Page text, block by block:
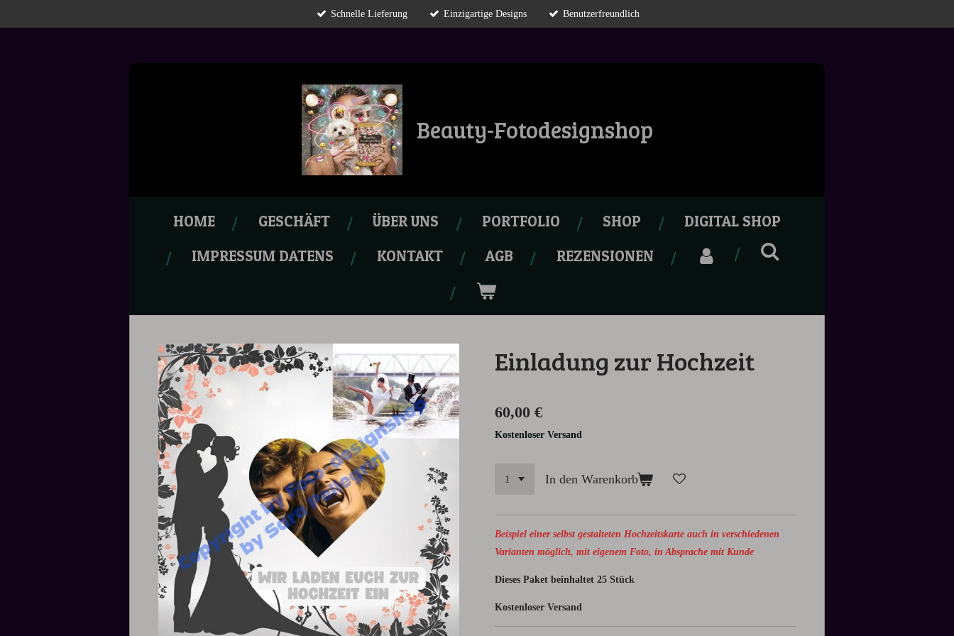
Schnelle Lieferung Einzigartige Designs Benutzerfreundlich
Beauty-Fotodesignshop
HOME GESCHÄFT ÜBER UNS PORTFOLIO SHOP
DIGITAL SHOP
IMPRESSUM DATENS
KONTAKT AGB REZENSIONEN
Einladung zur Hochzeit
60,00 €
Kostenloser Versand
In den Warenkorb
Beispiel einer selbst gestalteten Hochzeitskarte auch in verschiedenen
Varianten möglich, mit eigenem Foto, in Absprache mit Kunde
Dieses Paket beinhaltet 25 Stück
Kostenloser Versand